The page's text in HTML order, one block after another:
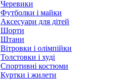
Черевики
Футболки і майки
Аксесуари для дітей
Шорти
Штани
Вітровки і олімпійки
Толстовки і худі
Спортивні костюми
Куртки і жилети